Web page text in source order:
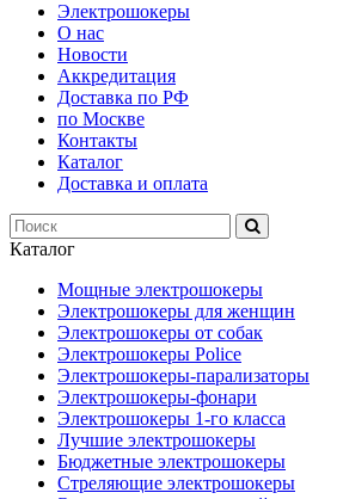
Электрошокеры
О нас
Новости
Аккредитация
Доставка по РФ
по Москве
Контакты
Каталог
Доставка и оплата
Каталог
Мощные электрошокеры
Электрошокеры для женщин
Электрошокеры от собак
Электрошокеры Police
Электрошокеры-парализаторы
Электрошокеры-фонари
Электрошокеры 1-го класса
Лучшие электрошокеры
Бюджетные электрошокеры
Стреляющие электрошокеры